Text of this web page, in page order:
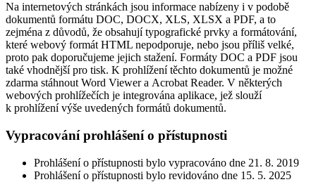
Na internetových stránkách jsou informace nabízeny i v podobě
dokumentů formátu DOC, DOCX, XLS, XLSX a PDF, a to
zejména z důvodů, že obsahují typografické prvky a formátování,
které webový formát HTML nepodporuje, nebo jsou příliš velké,
proto pak doporučujeme jejich stažení. Formáty DOC a PDF jsou
také vhodnější pro tisk. K prohlížení těchto dokumentů je možné
zdarma stáhnout Word Viewer a Acrobat Reader. V některých
webových prohlížečích je integrována aplikace, jež slouží
k prohlížení výše uvedených formátů dokumentů.
Vypracování prohlášení o přístupnosti
Prohlášení o přístupnosti bylo vypracováno dne 21. 8. 2019
Prohlášení o přístupnosti bylo revidováno dne 15. 5. 2025